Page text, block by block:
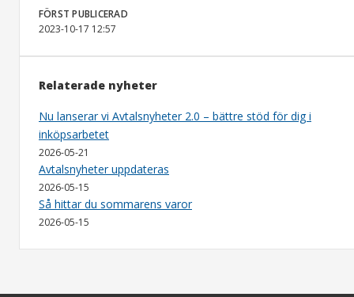
FÖRST PUBLICERAD
2023-10-17 12:57
Relaterade nyheter
Nu lanserar vi Avtalsnyheter 2.0 – bättre stöd för dig i
inköpsarbetet
2026-05-21
Avtalsnyheter uppdateras
2026-05-15
Så hittar du sommarens varor
2026-05-15